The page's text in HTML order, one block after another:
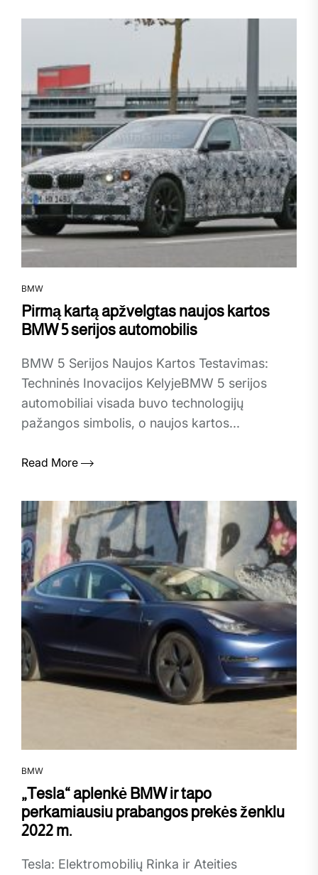
BMW
Pirmą kartą apžvelgtas naujos kartos
BMW 5 serijos automobilis
BMW 5 Serijos Naujos Kartos Testavimas:
Techninės Inovacijos KelyjeBMW 5 serijos
automobiliai visada buvo technologijų
pažangos simbolis, o naujos kartos...
Read More
BMW
„Tesla“ aplenkė BMW ir tapo
perkamiausiu prabangos prekės ženklu
2022 m.
Tesla: Elektromobilių Rinka ir Ateities